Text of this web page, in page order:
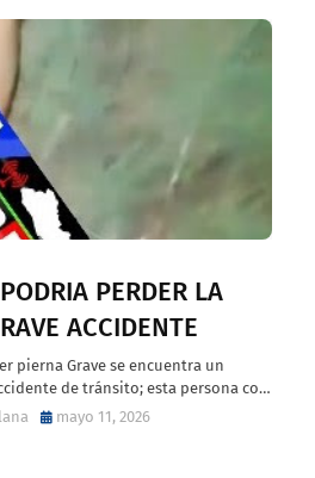
PERDER LA
ACCIDENTE
pierna Grave se encuentra un
de tránsito; esta persona co…
mayo 11, 2026